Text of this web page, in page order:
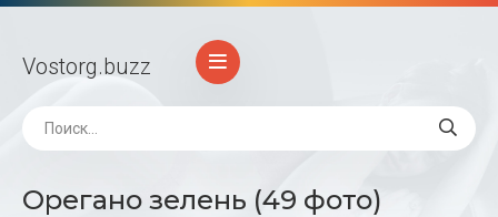
Vostorg.buzz
Орегано зелень (49 фото)